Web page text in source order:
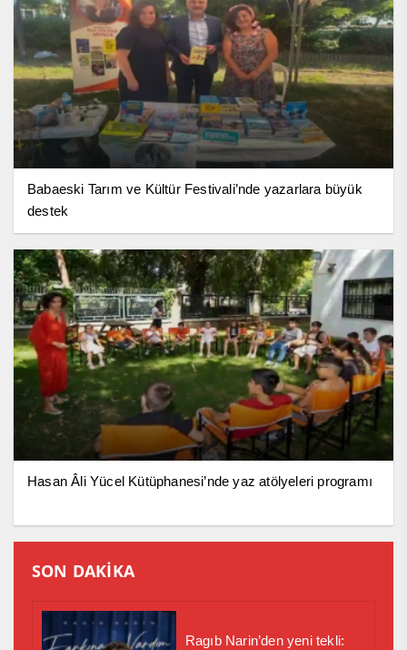
Babaeski Tarım ve Kültür Festivali’nde yazarlara büyük
destek
Hasan Âli Yücel Kütüphanesi’nde yaz atölyeleri programı
SON DAKİKA
Ragıb Narin’den yeni tekli: